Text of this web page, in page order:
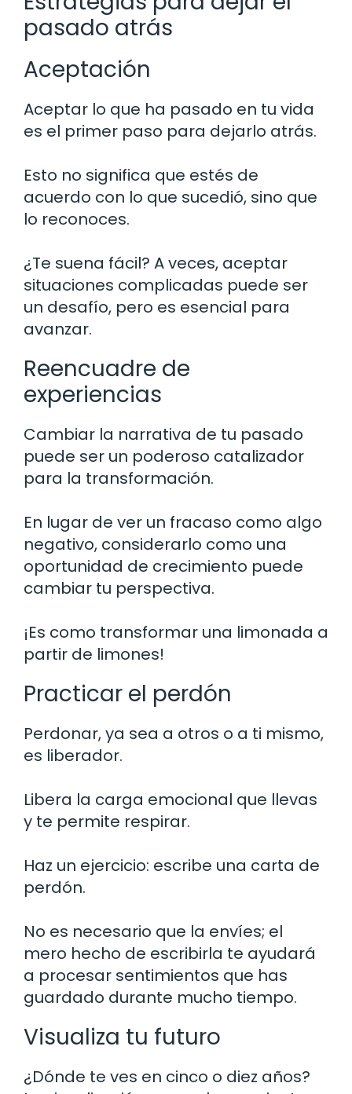
pasado atrás
Aceptación
Aceptar lo que ha pasado en tu vida
es el primer paso para dejarlo atrás.
Esto no significa que estés de
acuerdo con lo que sucedió, sino que
lo reconoces.
¿Te suena fácil? A veces, aceptar
situaciones complicadas puede ser
un desafío, pero es esencial para
avanzar.
Reencuadre de
experiencias
Cambiar la narrativa de tu pasado
puede ser un poderoso catalizador
para la transformación.
En lugar de ver un fracaso como algo
negativo, considerarlo como una
oportunidad de crecimiento puede
cambiar tu perspectiva.
¡Es como transformar una limonada a
partir de limones!
Practicar el perdón
Perdonar, ya sea a otros o a ti mismo,
es liberador.
Libera la carga emocional que llevas
y te permite respirar.
Haz un ejercicio: escribe una carta de
perdón.
No es necesario que la envíes; el
mero hecho de escribirla te ayudará
a procesar sentimientos que has
guardado durante mucho tiempo.
Visualiza tu futuro
¿Dónde te ves en cinco o diez años?